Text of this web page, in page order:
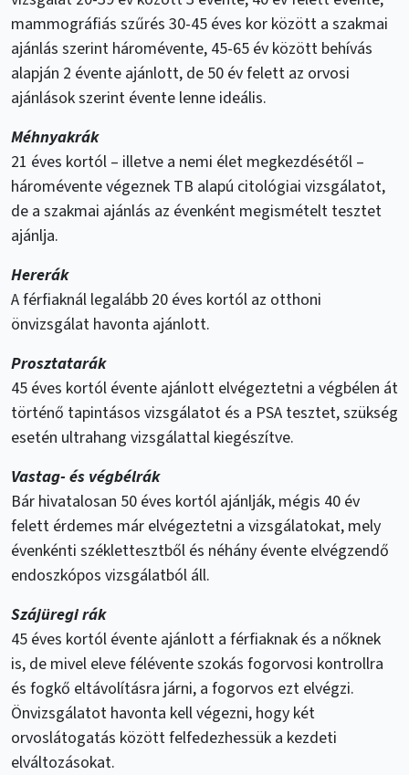
mammográfiás szűrés 30-45 éves kor között a szakmai
ajánlás szerint háromévente, 45-65 év között behívás
alapján 2 évente ajánlott, de 50 év felett az orvosi
ajánlások szerint évente lenne ideális.
Méhnyakrák
21 éves kortól – illetve a nemi élet megkezdésétől –
háromévente végeznek TB alapú citológiai vizsgálatot,
de a szakmai ajánlás az évenként megismételt tesztet
ajánlja.
Hererák
A férfiaknál legalább 20 éves kortól az otthoni
önvizsgálat havonta ajánlott.
Prosztatarák
45 éves kortól évente ajánlott elvégeztetni a végbélen át
történő tapintásos vizsgálatot és a PSA tesztet, szükség
esetén ultrahang vizsgálattal kiegészítve.
Vastag- és végbélrák
Bár hivatalosan 50 éves kortól ajánlják, mégis 40 év
felett érdemes már elvégeztetni a vizsgálatokat, mely
évenkénti széklettesztből és néhány évente elvégzendő
endoszkópos vizsgálatból áll.
Szájüregi rák
45 éves kortól évente ajánlott a férfiaknak és a nőknek
is, de mivel eleve félévente szokás fogorvosi kontrollra
és fogkő eltávolításra járni, a fogorvos ezt elvégzi.
Önvizsgálatot havonta kell végezni, hogy két
orvoslátogatás között felfedezhessük a kezdeti
elváltozásokat.